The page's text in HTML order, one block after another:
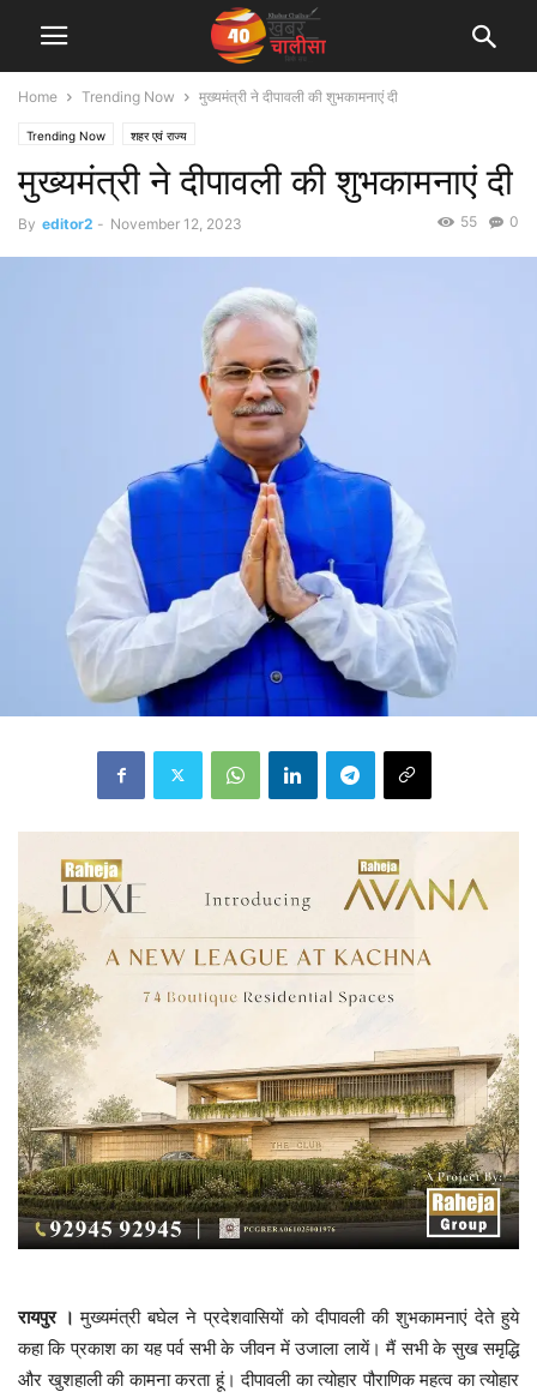
Home Trending Now मुख्यमंत्री ने दीपावली की शुभकामनाएं दी
Trending Now शहर एवं राज्य
मुख्यमंत्री ने दीपावली की शुभकामनाएं दी
By editor2 - November 12, 2023 0
55
रायपुर ।मुख्यमंत्री बघेल ने प्रदेशवासियों को दीपावली की शुभकामनाएं देते हुये
कहा कि प्रकाश का यह पर्व सभी के जीवन में उजाला लायें। मैं सभी के सुख समृद्धि
और खुशहाली की कामना करता हूं। दीपावली का त्योहार पौराणिक महत्व का त्योहार